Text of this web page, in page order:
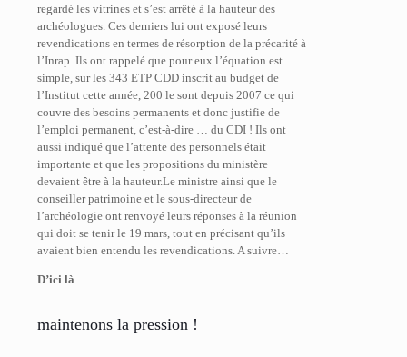
regardé les vitrines et s’est arrêté à la hauteur des
archéologues. Ces derniers lui ont exposé leurs
revendications en termes de résorption de la précarité à
l’Inrap. Ils ont rappelé que pour eux l’équation est
simple, sur les 343 ETP CDD inscrit au budget de
l’Institut cette année, 200 le sont depuis 2007 ce qui
couvre des besoins permanents et donc justifie de
l’emploi permanent, c’est-à-dire … du CDI ! Ils ont
aussi indiqué que l’attente des personnels était
importante et que les propositions du ministère
devaient être à la hauteur.Le ministre ainsi que le
conseiller patrimoine et le sous-directeur de
l’archéologie ont renvoyé leurs réponses à la réunion
qui doit se tenir le 19 mars, tout en précisant qu’ils
avaient bien entendu les revendications. A suivre…
D’ici là
maintenons la pression !